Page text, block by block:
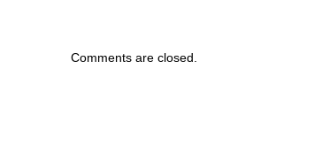
Comments are closed.